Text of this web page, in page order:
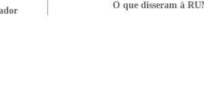
O que disseram à